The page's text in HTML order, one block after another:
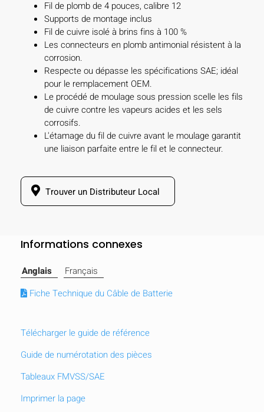
Fil de plomb de 4 pouces, calibre 12
Supports de montage inclus
Fil de cuivre isolé à brins fins à 100 %
Les connecteurs en plomb antimonial résistent à la
corrosion.
Respecte ou dépasse les spécifications SAE; idéal
pour le remplacement OEM.
Le procédé de moulage sous pression scelle les fils
de cuivre contre les vapeurs acides et les sels
corrosifs.
L'étamage du fil de cuivre avant le moulage garantit
une liaison parfaite entre le fil et le connecteur.
Trouver un Distributeur Local
Informations connexes
Anglais
Français
Fiche Technique du Câble de Batterie
Télécharger le guide de référence
Guide de numérotation des pièces
Tableaux FMVSS/SAE
Imprimer la page